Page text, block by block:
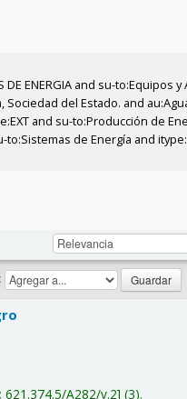
ENERGIA and su-to:Equipos
del Estado. and
and su-to:Producción de
de Energía and
621.374.5/A282/v.2 (3).